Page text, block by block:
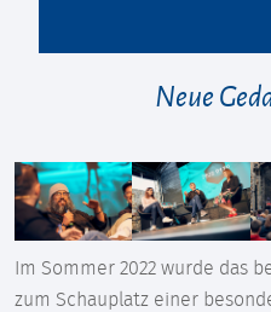
Neue
Im Sommer 2022 wurde das
zum Schauplatz einer